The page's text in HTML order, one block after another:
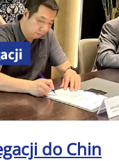
do Chin